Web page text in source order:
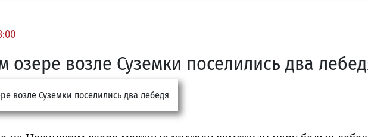
озере возле Суземки поселились два